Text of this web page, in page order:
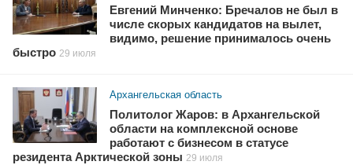
Евгений Минченко: Бречалов не был в
числе скорых кандидатов на вылет,
видимо, решение принималось очень
быстро 29 июля
Архангельская область
Политолог Жаров: в Архангельской
области на комплексной основе
работают с бизнесом в статусе
резидента Арктической зоны 29 июля